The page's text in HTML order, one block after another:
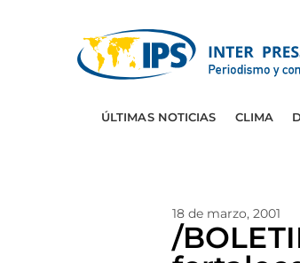
ÚLTIMAS NOTICIAS CLIMA
18 de marzo, 2001
/